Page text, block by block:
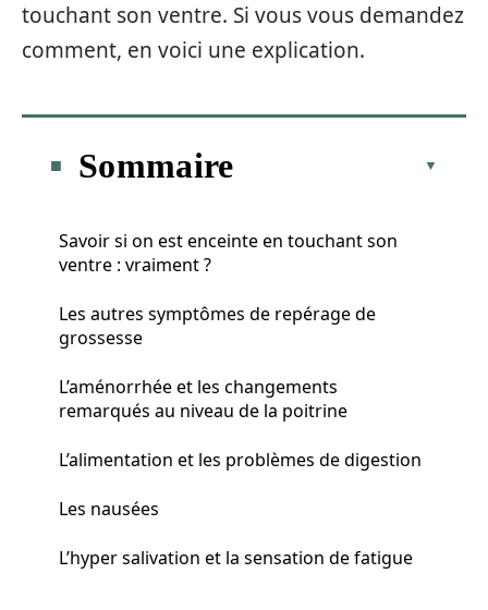
touchant son ventre. Si vous vous demandez
comment, en voici une explication.
Sommaire
Savoir si on est enceinte en touchant son
ventre : vraiment ?
Les autres symptômes de repérage de
grossesse
L’aménorrhée et les changements
remarqués au niveau de la poitrine
L’alimentation et les problèmes de digestion
Les nausées
L’hyper salivation et la sensation de fatigue